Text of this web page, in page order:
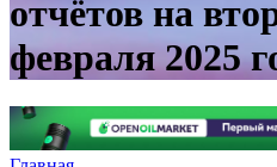
отчётов на
февраля 2025